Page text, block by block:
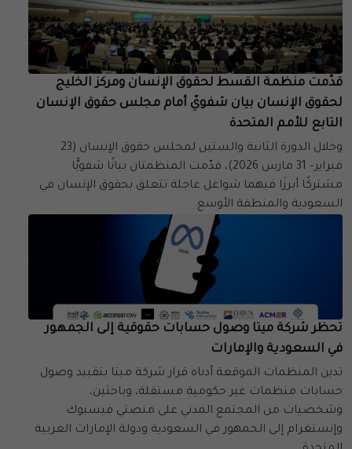
قدّمت منظمة القسط لحقوق الإنسان ومركز الخليج
لحقوق الإنسان بيان شفويّ أمام مجلس حقوق الإنسان
التابع للأمم المتحدة
وخلال الدورة الثانية والستين لمجلس حقوق الإنسان (23
فبراير– 31 مارس 2026)، قدّمت المنظمتان بيانًا شفويًّا
مشتركًا أبرزَا فيهما شواغل عاجلة تتعلق بحقوق الإنسان في
السعودية والمنطقة الأوسع.
تحظر شركة ميتا وصول حسابات حقوقية إلى الجمهور
في السعودية والإمارات
تدين المنظمات الموقعة أدناه قرار شركة ميتا بتقييد وصول
حسابات منظمات غير حكومية مستقلة، وباحثين،
وشخصيات من المجتمع المدني على منصتي فيسبوك
وإنستغرام إلى الجمهور في السعودية ودولة الإمارات العربية